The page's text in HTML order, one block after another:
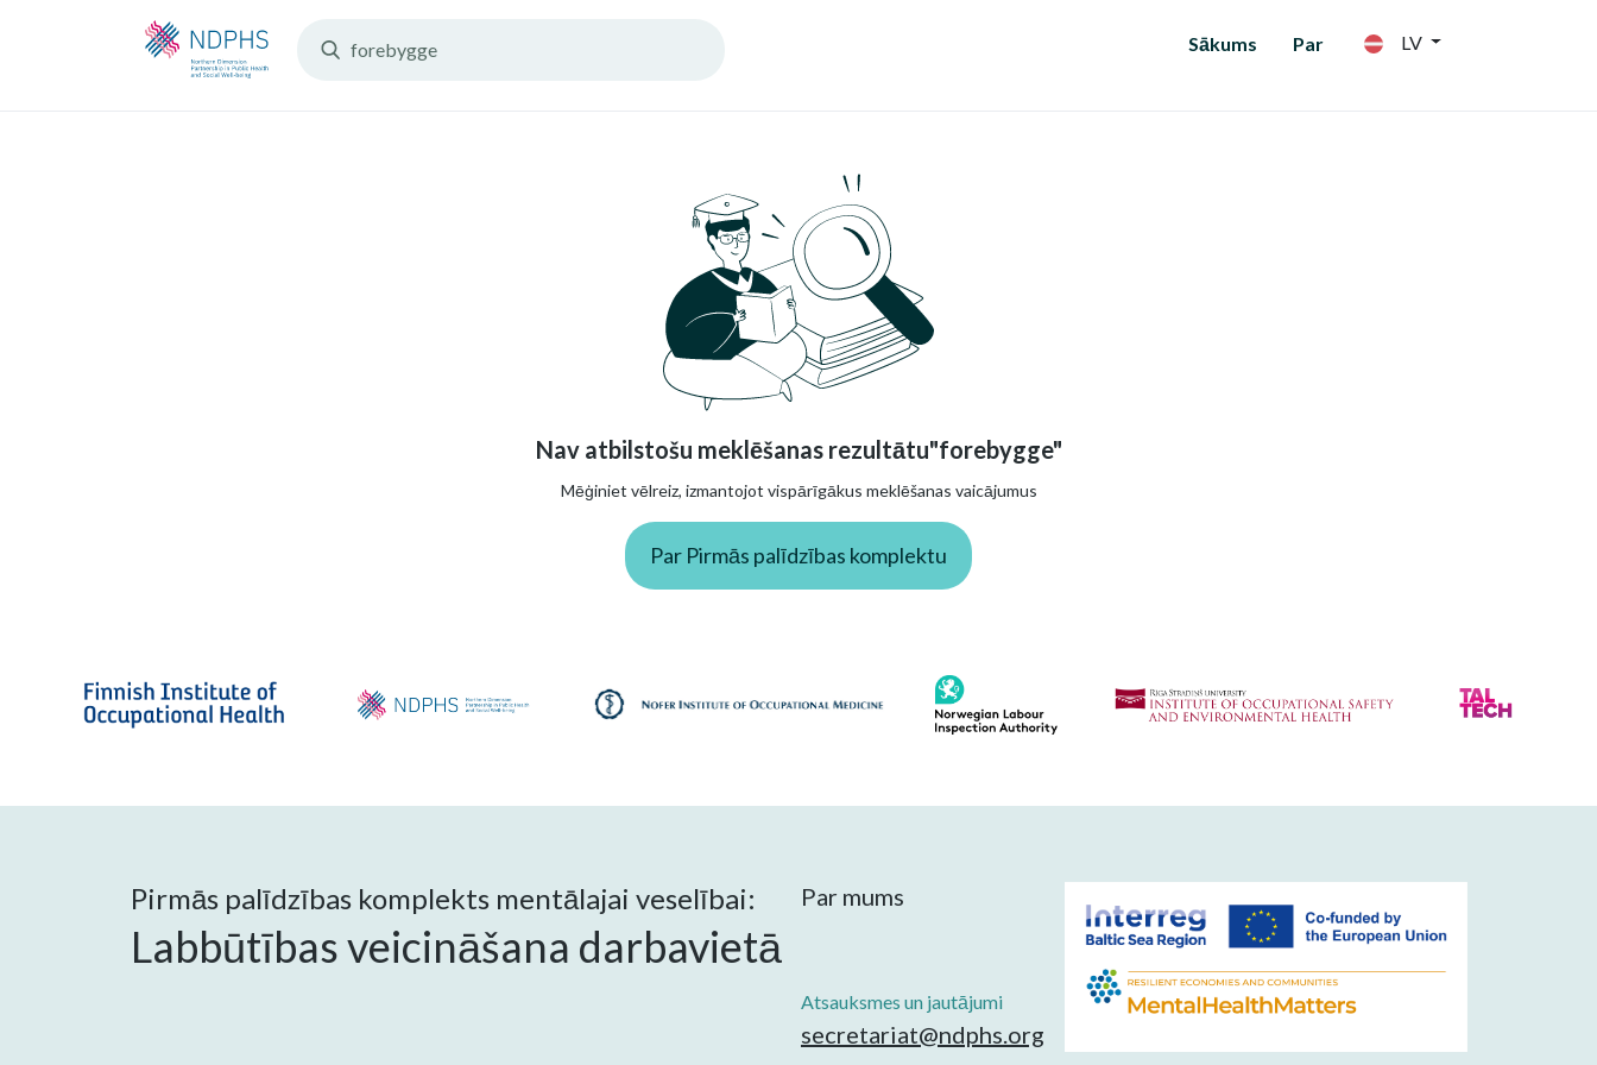
Search
Sākums Par LV
Nav atbilstošu meklēšanas rezultātu"forebygge"
Mēģiniet vēlreiz, izmantojot vispārīgākus meklēšanas vaicājumus
Par Pirmās palīdzības komplektu
Pirmās palīdzības komplekts mentālajai veselībai:
Labbūtības veicināšana darbavietā
Par mums
Atsauksmes un jautājumi
secretariat@ndphs.org